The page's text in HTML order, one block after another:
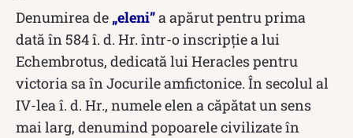
Denumirea de „eleni”a apărut pentru prima
dată în 584 î. d. Hr. într-o inscripție a lui
Echembrotus, dedicată lui Heracles pentru
victoria sa în Jocurile amfictonice. În secolul al
IV-lea î. d. Hr., numele elen a căpătat un sens
mai larg, denumind popoarele civilizate în